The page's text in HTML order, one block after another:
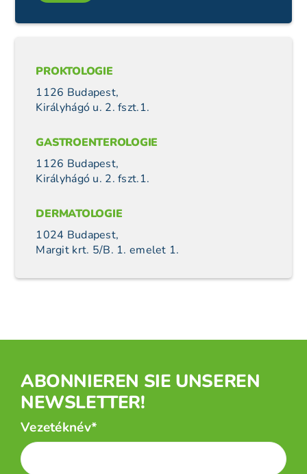
PROKTOLOGIE
1126 Budapest,
Királyhágó u. 2. fszt.1.
GASTROENTEROLOGIE
1126 Budapest,
Királyhágó u. 2. fszt.1.
DERMATOLOGIE
1024 Budapest,
Margit krt. 5/B. 1. emelet 1.
ABONNIEREN SIE UNSEREN
NEWSLETTER!
Név
*
Vezetéknév*